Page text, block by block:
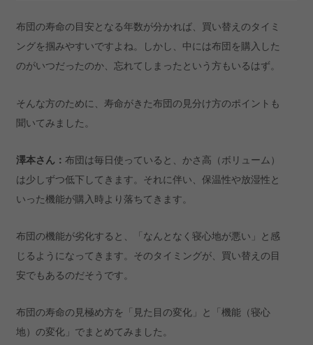
布団の寿命の目安となる年数が分かれば、買い替えのタイミ
ングを掴みやすいですよね。しかし、中には布団を購入した
のがいつだったのか、忘れてしまったという方もいるはず。
そんな方のために、寿命がきた布団の見分け方のポイントも
聞いてみました。
澤本さん：布団は毎日使っていると、かさ高（ボリューム）
は少しずつ低下してきます。それに伴い、保温性や放湿性と
いった機能が購入時より落ちてきます。
布団の機能が劣化すると、「なんとなく寝心地が悪い」と感
じるようになってきます。そのタイミングが、買い替えの目
安でもあるのだそうです。
布団の寿命の見極め方を「見た目の変化」と「機能（寝心
地）の変化」でまとめてみました。